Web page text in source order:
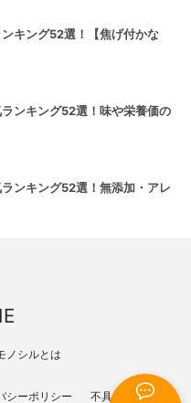
キング52選！【焦げ付かな
ンキング52選！味や栄養価の
ンキング52選！無添加・アレ
ノシルとは
シーポリシー 不具合報告